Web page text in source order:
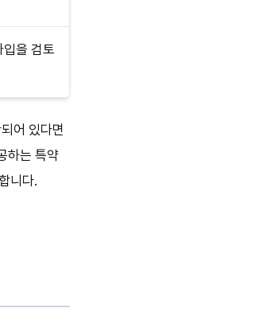
을 검토
어 있다면
하는 특약
니다.